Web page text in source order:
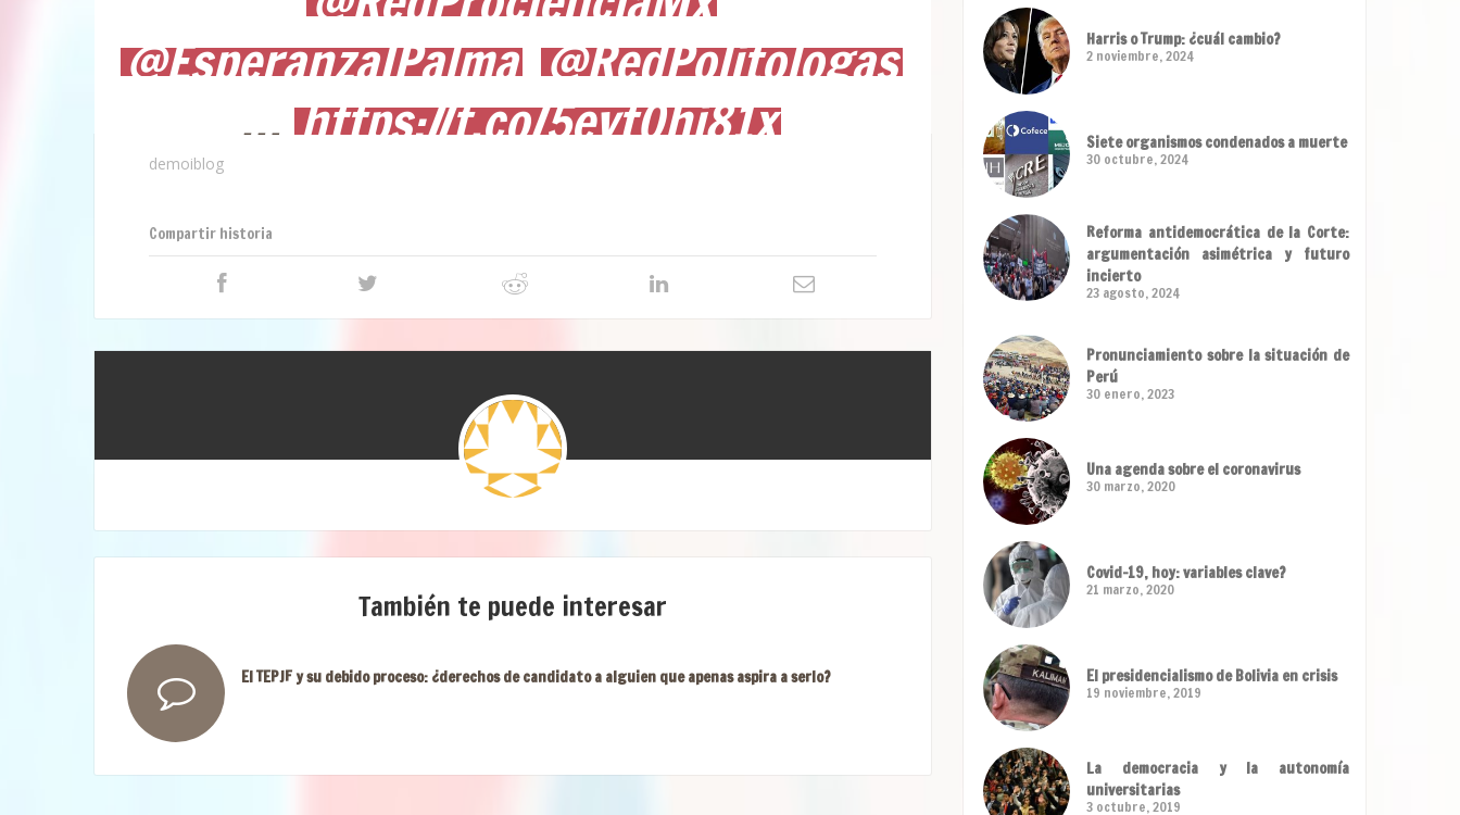
@EsperanzaIPalma @RedPolitologas
… https://t.co/5evt0hj81x
demoiblog
Compartir historia
También te puede interesar
El TEPJF y su debido proceso: ¿derechos de candidato a alguien que apenas aspira a serlo?
Harris o Trump: ¿cuál cambio?
2 noviembre, 2024
Siete organismos condenados a muerte
30 octubre, 2024
Reforma antidemocrática de la Corte:
argumentación asimétrica y futuro
incierto
23 agosto, 2024
Pronunciamiento sobre la situación de
Perú
30 enero, 2023
Una agenda sobre el coronavirus
30 marzo, 2020
Covid-19, hoy: variables clave?
21 marzo, 2020
El presidencialismo de Bolivia en crisis
19 noviembre, 2019
La democracia y la autonomía
universitarias
3 octubre, 2019